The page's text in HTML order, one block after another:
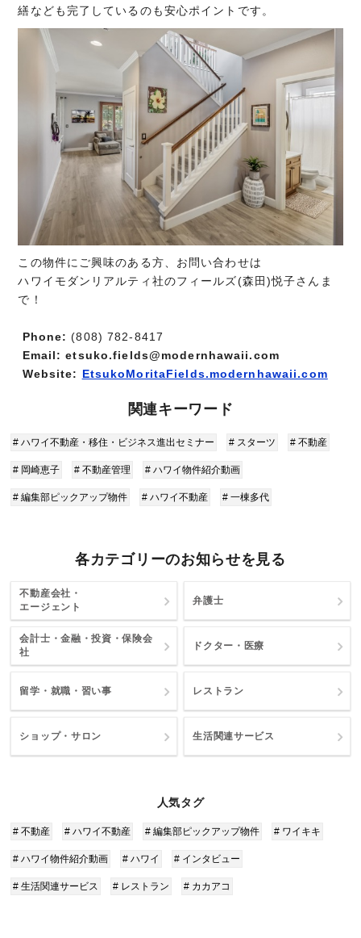
繕なども完了しているのも安心ポイントです。
この物件にご興味のある方、お問い合わせは
ハワイモダンリアルティ社のフィールズ(森田)悦子さんま
で！
Phone:(808) 782-8417
Email: etsuko.fields@modernhawaii.com
Website: EtsukoMoritaFields.modernhawaii.com
関連キーワード
# ハワイ不動産・移住・ビジネス進出セミナー # スターツ # 不動産
# 岡崎恵子 # 不動産管理 # ハワイ物件紹介動画
# 編集部ピックアップ物件 # ハワイ不動産 # 一棟多代
各カテゴリーのお知らせを見る
不動産会社・
エージェント
弁護士
会計士・金融・投資・保険会
社
ドクター・医療
留学・就職・習い事 レストラン
ショップ・サロン 生活関連サービス
人気タグ
# 不動産 # ハワイ不動産 # 編集部ピックアップ物件 # ワイキキ
# ハワイ物件紹介動画 # ハワイ # インタビュー
# 生活関連サービス # レストラン # カカアコ